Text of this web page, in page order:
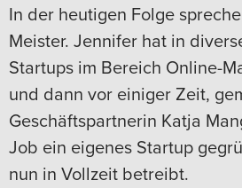
In der heutigen Folge
Meister. Jennifer hat in
Startups im Bereich Online-
und dann vor einiger Zeit,
Geschäftspartnerin Katja
Job ein eigenes Startup
nun in Vollzeit betreibt.